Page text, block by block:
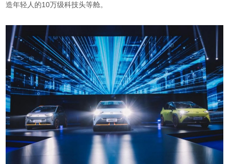
造年轻人的10万级科技头等舱。